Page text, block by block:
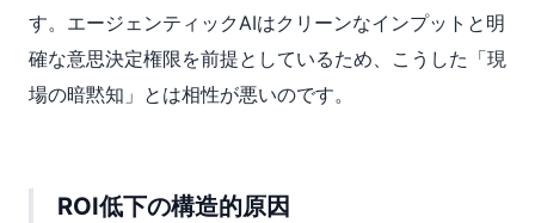
す。エージェンティックAIはクリーンなインプットと明
確な意思決定権限を前提としているため、こうした「現
場の暗黙知」とは相性が悪いのです。
ROI低下の構造的原因